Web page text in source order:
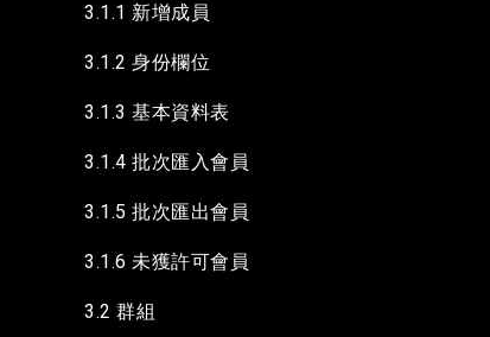
3.1.1 新增成員
3.1.2 身份欄位
3.1.3 基本資料表
3.1.4 批次匯入會員
3.1.5 批次匯出會員
3.1.6 未獲許可會員
3.2 群組